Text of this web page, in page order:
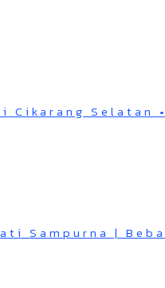
Cikarang Selatan
Sampurna |